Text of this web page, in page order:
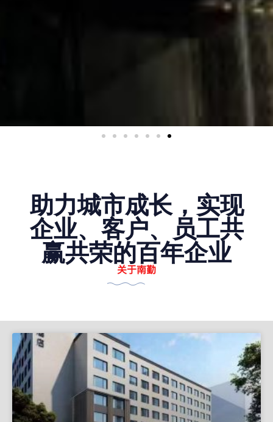
助力城市成长，实现
企业、客户、员工共
赢共荣的百年企业
关于南勤